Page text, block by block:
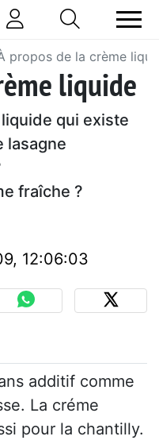
propos de la crème
liquide
qui existe
lasagne
fraîche ?
12:06:03
additif comme
La créme
pour la chantilly.